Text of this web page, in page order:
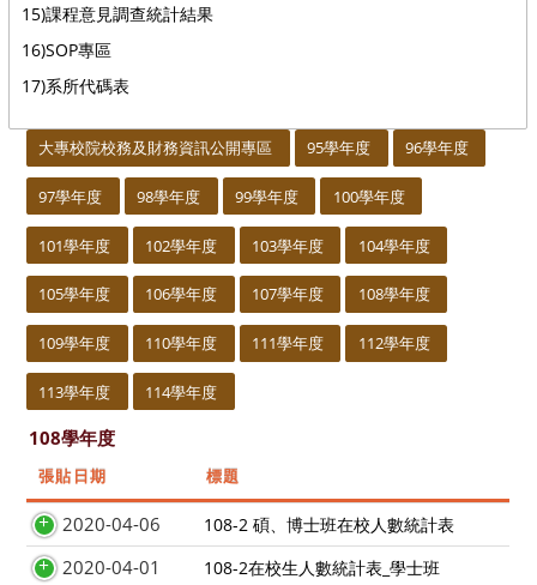
15)課程意見調查統計結果
16)SOP專區
17)系所代碼表
大專校院校務及財務資訊公開專區 95學年度 96學年度
97學年度 98學年度 99學年度 100學年度
101學年度 102學年度 103學年度 104學年度
105學年度 106學年度 107學年度 108學年度
109學年度 110學年度 111學年度 112學年度
113學年度 114學年度
108學年度
張貼日期 標題
2020-04-06 108-2 碩、博士班在校人數統計表
2020-04-01 108-2在校生人數統計表_學士班